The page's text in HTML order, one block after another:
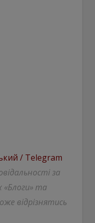
/ Telegram
за
«Блоги» та
відрізнятись